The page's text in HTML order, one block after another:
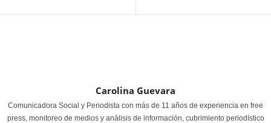
Carolina Guevara
Comunicadora Social y Periodista con más de 11 años de experiencia en free
press, monitoreo de medios y análisis de información, cubrimiento periodístico